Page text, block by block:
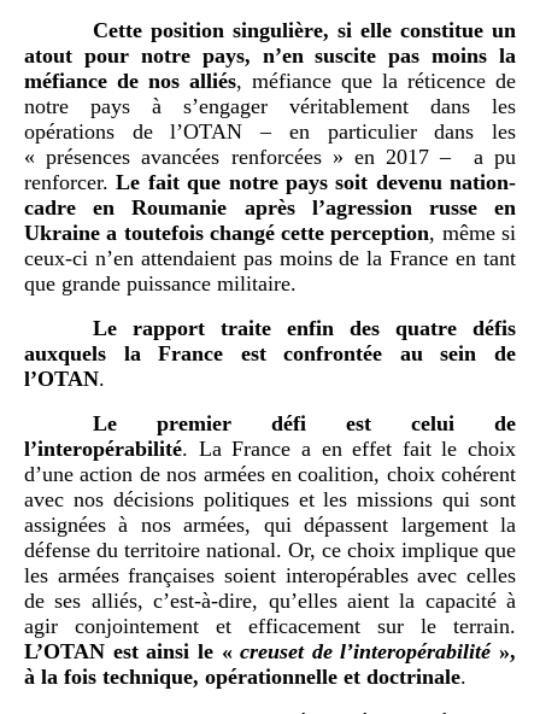
Cette position singulière, si elle constitue un
atout pour notre pays, n’en suscite pas moins la
méfiance de nos alliés, méfiance que la réticence de
notre pays à s’engager véritablement dans les
opérations de l’OTAN – en particulier dans les
« présences avancées renforcées » en 2017 – a pu
renforcer.Le fait que notre pays soit devenu nation-
cadre en Roumanie après l’agression russe en
Ukraine a toutefois changé cette perception, même si
ceux-ci n’en attendaient pas moins de la France en tant
que grande puissance militaire.
Le rapport traite enfin des quatre défis
auxquels la France est confrontée au sein de
l’OTAN.
Le premier défi est celui de
l’interopérabilité. La France a en effet fait le choix
d’une action de nos armées en coalition, choix cohérent
avec nos décisions politiques et les missions qui sont
assignées à nos armées, qui dépassent largement la
défense du territoire national. Or, ce choix implique que
les armées françaises soient interopérables avec celles
de ses alliés, c’est-à-dire, qu’elles aient la capacité à
agir conjointement et efficacement sur le terrain.
L’OTAN est ainsi le « creuset de l’interopérabilité »,
à la fois technique, opérationnelle et doctrinale.